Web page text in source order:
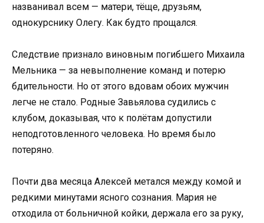
названивал всем — матери, тёще, друзьям,
однокурснику Олегу. Как будто прощался.
Следствие признало виновным погибшего Михаила
Мельника — за невыполнение команд и потерю
бдительности. Но от этого вдовам обоих мужчин
легче не стало. Родные Завьялова судились с
клубом, доказывая, что к полётам допустили
неподготовленного человека. Но время было
потеряно.
Почти два месяца Алексей метался между комой и
редкими минутами ясного сознания. Мария не
отходила от больничной койки, держала его за руку,